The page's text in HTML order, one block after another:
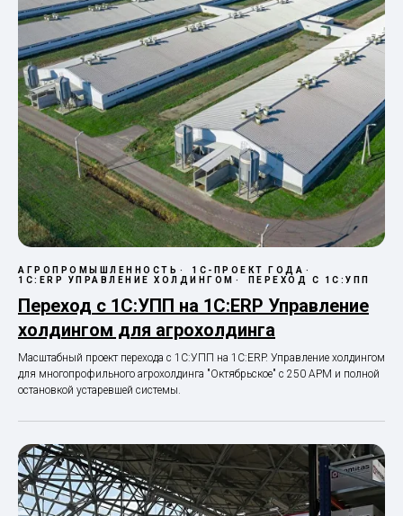
АГРОПРОМЫШЛЕННОСТЬ
1С-ПРОЕКТ ГОДА
1С:ERP УПРАВЛЕНИЕ ХОЛДИНГОМ
ПЕРЕХОД С 1С:УПП
Переход с 1С:УПП на 1С:ERP Управление
холдингом для агрохолдинга
Масштабный проект перехода с 1С:УПП на 1С:ERP. Управление холдингом
для многопрофильного агрохолдинга "Октябрьское" с 250 АРМ и полной
остановкой устаревшей системы.